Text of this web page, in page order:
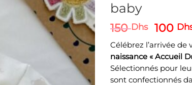
baby
150Dhs
Le
prix
initial
était :
150
100
Célébrez l’arrivée
naissance « Accueil
Sélectionnés pour
sont confectionnés